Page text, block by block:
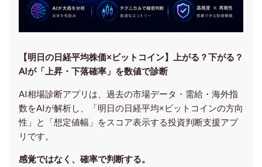
【明日の⽇経平均株価×ビットコイン】上がる？下がる？
AIが「上昇・下落確率」を数値で診断
AI相場診断アプリは、過去の市場データ・需給・海外指
数をAIが解析し、「明日の日経平均×ビットコインの方向
性」と「想定値幅」をスコア表示する投資判断支援アプ
リです。
感覚ではなく、確率で判断する。